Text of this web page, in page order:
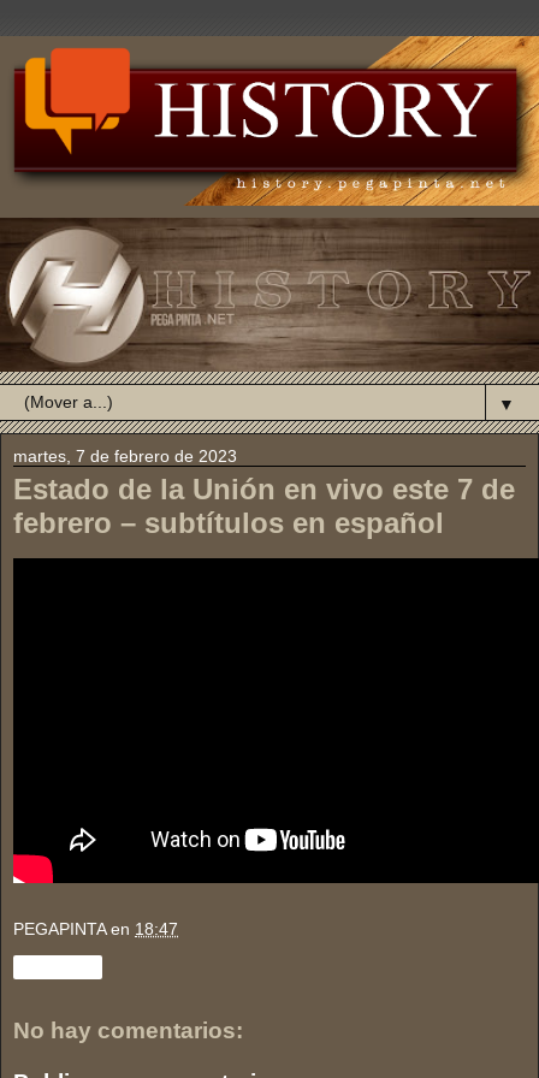
▼
martes, 7 de febrero de 2023
Estado de la Unión en vivo este 7 de
febrero – subtítulos en español
PEGAPINTA en 18:47
No hay comentarios: